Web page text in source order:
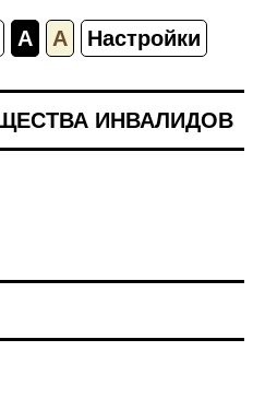
A A Настройки
ИНВАЛИДОВ